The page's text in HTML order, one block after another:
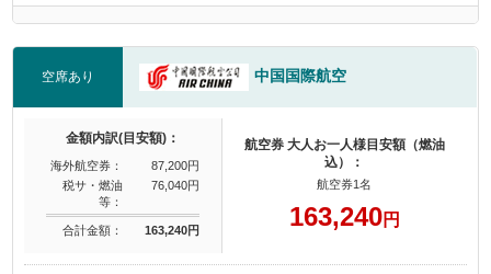
空席あり 中国国際航空
金額内訳(目安額)：
海外航空券：
87,200円
税サ・燃油
等：
76,040円
合計金額： 163,240円
航空券 大人お一人様目安額（燃油
込）：
航空券1名
163,240円